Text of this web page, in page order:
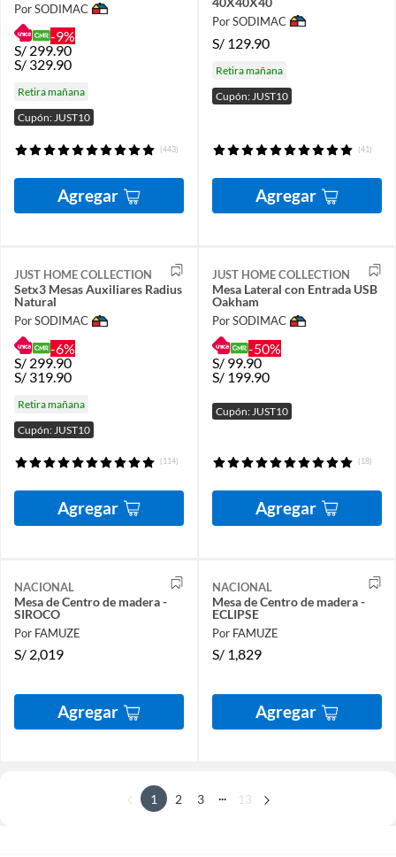
Por SODIMAC
-9%
S/ 299.90
S/ 329.90
Retira mañana
Cupón: JUST10
(443)
Agregar
Por SODIMAC
S/ 129.90
Retira mañana
Cupón: JUST10
(41)
Agregar
JUST HOME COLLECTION
Setx3 Mesas Auxiliares Radius
Natural
Por SODIMAC
-6%
S/ 299.90
S/ 319.90
Retira mañana
Cupón: JUST10
(114)
Agregar
JUST HOME COLLECTION
Mesa Lateral con Entrada USB
Oakham
Por SODIMAC
-50%
S/ 99.90
S/ 199.90
Cupón: JUST10
(18)
Agregar
NACIONAL
Mesa de Centro de madera -
SIROCO
Por FAMUZE
S/ 2,019
Agregar
NACIONAL
Mesa de Centro de madera -
ECLIPSE
Por FAMUZE
S/ 1,829
Agregar
1 2 3 13